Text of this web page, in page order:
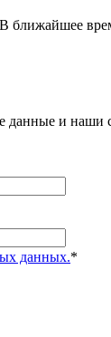
ближайшее
данные и наши
данных.*